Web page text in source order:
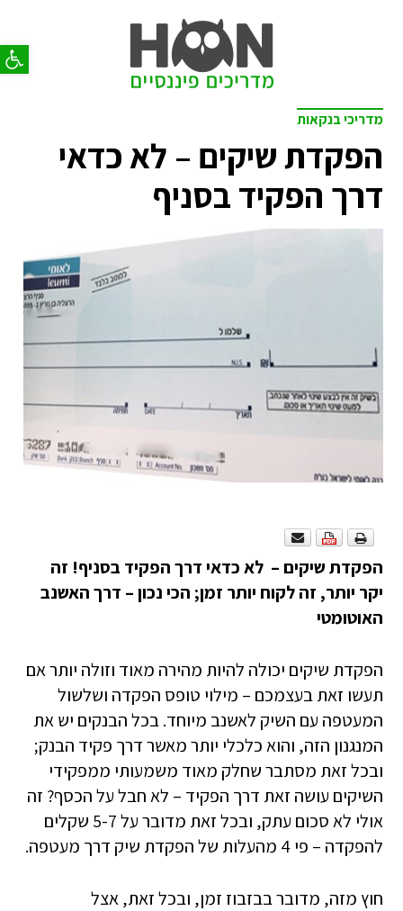
פתח
מדריכי בנקאות
הפקדת שיקים – לא כדאי
דרך הפקיד בסניף
הפקדת שיקים – לא כדאי דרך הפקיד בסניף! זה
יקר יותר, זה לקוח יותר זמן; הכי נכון – דרך האשנב
האוטומטי
הפקדת שיקים יכולה להיות מהירה מאוד וזולה יותר אם
תעשו זאת בעצמכם – מילוי טופס הפקדה ושלשול
המעטפה עם השיק לאשנב מיוחד. בכל הבנקים יש את
המנגנון הזה, והוא כלכלי יותר מאשר דרך פקיד הבנק;
ובכל זאת מסתבר שחלק מאוד משמעותי ממפקידי
השיקים עושה זאת דרך הפקיד – לא חבל על הכסף? זה
אולי לא סכום עתק, ובכל זאת מדובר על 5-7 שקלים
להפקדה – פי 4 מהעלות של הפקדת שיק דרך מעטפה.
חוץ מזה, מדובר בבזבוז זמן, ובכל זאת, אצל